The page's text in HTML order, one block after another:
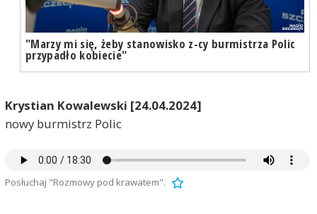
"Marzy mi się, żeby stanowisko z-cy burmistrza Polic
przypadło kobiecie"
Krystian Kowalewski [24.04.2024]
nowy burmistrz Polic
Posłuchaj "Rozmowy pod krawatem".